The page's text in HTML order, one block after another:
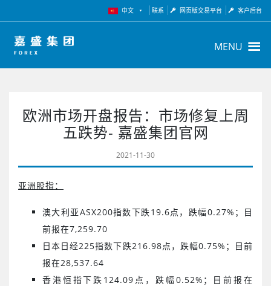
中文 联系 网页版交易平台 客户后台
MENU
欧洲市场开盘报告：市场修复上周
五跌势- 嘉盛集团官网
2021-11-30
亚洲股指：
澳大利亚ASX200指数下跌19.6点， 跌幅0.27% ；目
前报在7,259.70
日本日经225指数下跌216.98点，跌幅0.75% ；目前
报在28,537.64
香港恒指下跌 124.09 点，跌幅0.52% ；目前报在